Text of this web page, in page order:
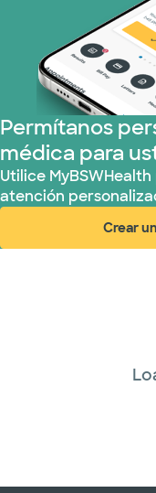
Permítanos
médica para
Utilice
atención
Crear